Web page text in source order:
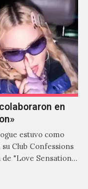
en
estuvo como
Club Confessions
"Love Sensation",